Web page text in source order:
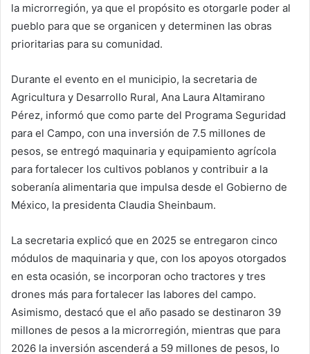
la microrregión, ya que el propósito es otorgarle poder al
pueblo para que se organicen y determinen las obras
prioritarias para su comunidad.
Durante el evento en el municipio, la secretaria de
Agricultura y Desarrollo Rural, Ana Laura Altamirano
Pérez, informó que como parte del Programa Seguridad
para el Campo, con una inversión de 7.5 millones de
pesos, se entregó maquinaria y equipamiento agrícola
para fortalecer los cultivos poblanos y contribuir a la
soberanía alimentaria que impulsa desde el Gobierno de
México, la presidenta Claudia Sheinbaum.
La secretaria explicó que en 2025 se entregaron cinco
módulos de maquinaria y que, con los apoyos otorgados
en esta ocasión, se incorporan ocho tractores y tres
drones más para fortalecer las labores del campo.
Asimismo, destacó que el año pasado se destinaron 39
millones de pesos a la microrregión, mientras que para
2026 la inversión ascenderá a 59 millones de pesos, lo